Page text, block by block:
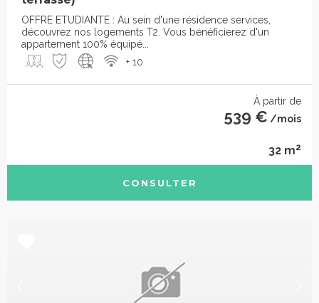
OFFRE ETUDIANTE : Au sein d'une résidence services,
découvrez nos logements T2. Vous bénéficierez d'un
appartement 100% équipé...
+ 10
À partir de
539 € /mois
32 m2
CONSULTER